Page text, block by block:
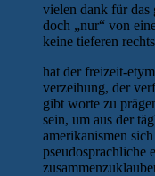
vielen dank für das
doch „nur“ von
keine tieferen
hat der freizeit-
verzeihung, der
gibt worte zu
sein, um aus der
amerikanismen
pseudosprachliche